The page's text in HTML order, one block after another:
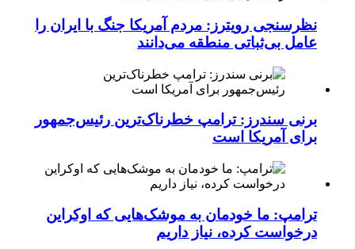
نظرسنجی رویترز: مردم آمریکا جنگ با ایران را
عامل بی‌ثباتی منطقه می‌دانند
برنی سندرز: ترامپ خطرناک‌ترین رئیس‌جمهور
برای آمریکا است
ترامپ: ما خودمان به موشک‌هایی که اوکراین
درخواست کرده، نیاز داریم